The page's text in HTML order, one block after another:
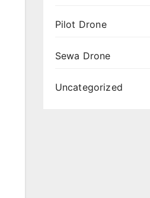
Pilot Drone
Sewa Drone
Uncategorized